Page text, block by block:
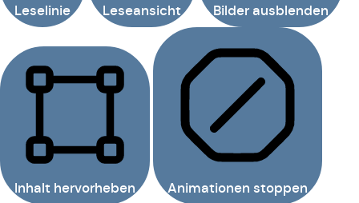
Leselinie Leseansicht Bilder ausblenden
Inhalt hervorheben Animationen stoppen